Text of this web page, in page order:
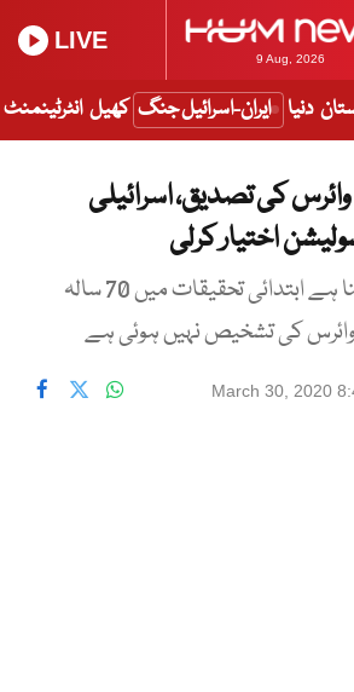
9 Aug, 2026
LIVE
دنیا ایران-اسرائیل جنگ کھیل انٹرٹینمنٹ
کی تصدیق، اسرائیلی
اختیار کرلی
اسرائیلی حکام کا کہنا ہے ابتدائی تحقیقات میں 70 سالہ
وائرس کی تشخیص نہیں ہوئی ہے
March 30, 2020